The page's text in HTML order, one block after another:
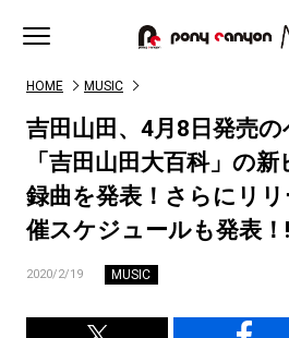
HOME MUSIC
吉田山田、4月8日発売
「吉田山田大百科」の
録曲を発表！さらにリ
催スケジュールも発表！!
2020/2/19 MUSIC